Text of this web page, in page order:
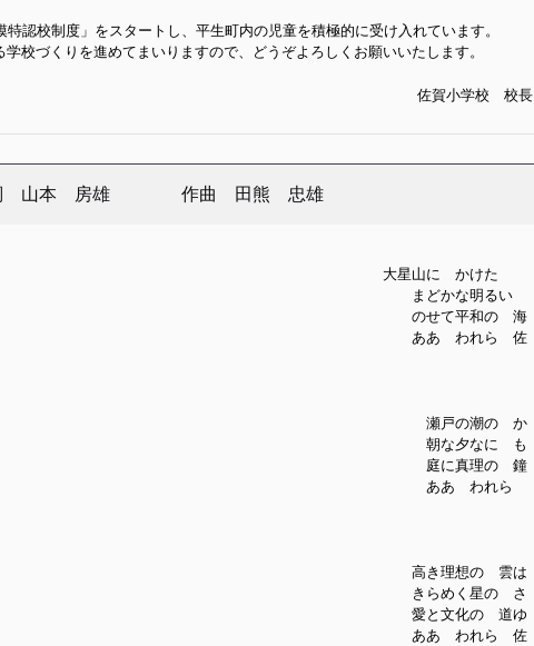
認校制度」をスタートし、平生町内の児童を積極的に受け入れています。
校づくりを進めてまいりますので、どうぞよろしくお願いいたします。
佐賀小学校 校長
本 房雄 作曲 田熊 忠雄
山に かけた
どかな明るい
のせて平和の 海
ああ われら 佐
戸の潮の か
朝な夕なに も
庭に真理の 鐘
ああ われら
き理想の 雲は
らめく星の さ
愛と文化の 道ゆ
あ われら 佐